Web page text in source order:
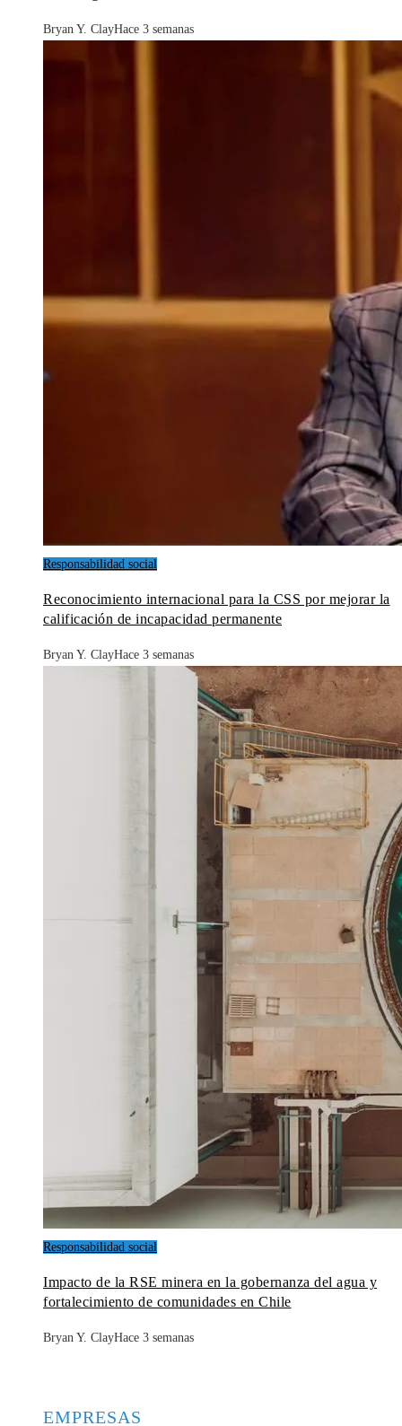
Bryan Y. ClayHace 3 semanas
Responsabilidad social
Reconocimiento internacional para la CSS por mejorar la
calificación de incapacidad permanente
Bryan Y. ClayHace 3 semanas
Responsabilidad social
Impacto de la RSE minera en la gobernanza del agua y
fortalecimiento de comunidades en Chile
Bryan Y. ClayHace 3 semanas
EMPRESAS